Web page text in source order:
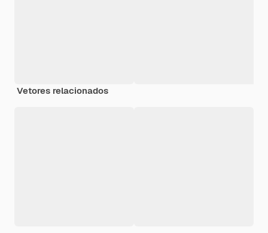
Vetores relacionados